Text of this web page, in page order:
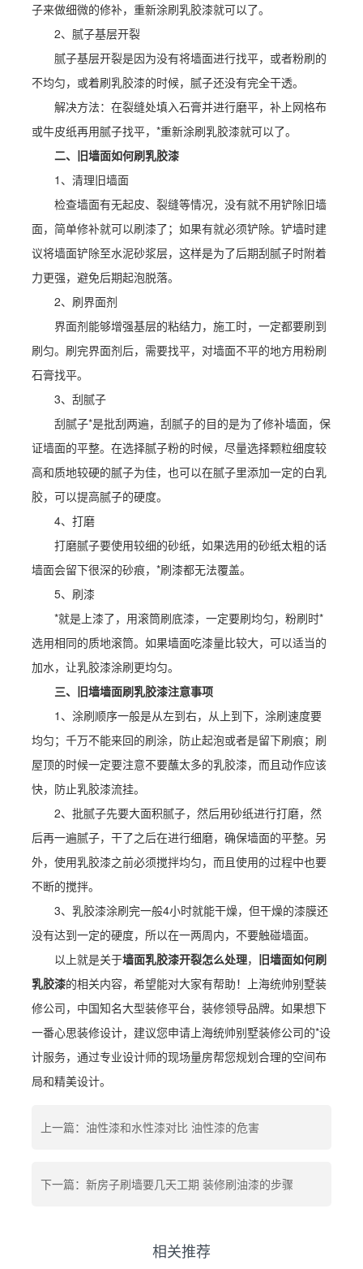
子来做细微的修补，重新涂刷乳胶漆就可以了。
2、腻子基层开裂
腻子基层开裂是因为没有将墙面进行找平，或者粉刷的
不均匀，或着刷乳胶漆的时候，腻子还没有完全干透。
解决方法：在裂缝处填入石膏并进行磨平，补上网格布
或牛皮纸再用腻子找平，*重新涂刷乳胶漆就可以了。
二、旧墙面如何刷乳胶漆
1、清理旧墙面
检查墙面有无起皮、裂缝等情况，没有就不用铲除旧墙
面，简单修补就可以刷漆了；如果有就必须铲除。铲墙时建
议将墙面铲除至水泥砂浆层，这样是为了后期刮腻子时附着
力更强，避免后期起泡脱落。
2、刷界面剂
界面剂能够增强基层的粘结力，施工时，一定都要刷到
刷匀。刷完界面剂后，需要找平，对墙面不平的地方用粉刷
石膏找平。
3、刮腻子
刮腻子*是批刮两遍，刮腻子的目的是为了修补墙面，保
证墙面的平整。在选择腻子粉的时候，尽量选择颗粒细度较
高和质地较硬的腻子为佳，也可以在腻子里添加一定的白乳
胶，可以提高腻子的硬度。
4、打磨
打磨腻子要使用较细的砂纸，如果选用的砂纸太粗的话
墙面会留下很深的砂痕，*刷漆都无法覆盖。
5、刷漆
*就是上漆了，用滚筒刷底漆，一定要刷均匀，粉刷时*
选用相同的质地滚筒。如果墙面吃漆量比较大，可以适当的
加水，让乳胶漆涂刷更均匀。
三、旧墙墙面刷乳胶漆注意事项
1、涂刷顺序一般是从左到右，从上到下，涂刷速度要
均匀；千万不能来回的刷涂，防止起泡或者是留下刷痕；刷
屋顶的时候一定要注意不要蘸太多的乳胶漆，而且动作应该
快，防止乳胶漆流挂。
2、批腻子先要大面积腻子，然后用砂纸进行打磨，然
后再一遍腻子，干了之后在进行细磨，确保墙面的平整。另
外，使用乳胶漆之前必须搅拌均匀，而且使用的过程中也要
不断的搅拌。
3、乳胶漆涂刷完一般4小时就能干燥，但干燥的漆膜还
没有达到一定的硬度，所以在一两周内，不要触碰墙面。
以上就是关于墙面乳胶漆开裂怎么处理， 旧墙面如何刷
乳胶漆的相关内容，希望能对大家有帮助！上海统帅别墅装
修公司，中国知名大型装修平台，装修领导品牌。如果想下
一番心思装修设计，建议您申请上海统帅别墅装修公司的*设
计服务，通过专业设计师的现场量房帮您规划合理的空间布
局和精美设计。
上一篇：油性漆和水性漆对比 油性漆的危害
下一篇：新房子刷墙要几天工期 装修刷油漆的步骤
相关推荐